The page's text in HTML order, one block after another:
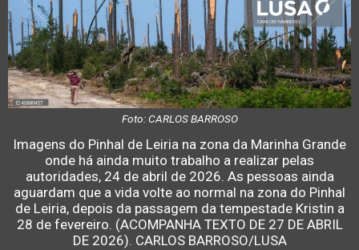
Foto: CARLOS BARROSO
Imagens do Pinhal de Leiria na zona da Marinha Grande
onde há ainda muito trabalho a realizar pelas
autoridades, 24 de abril de 2026. As pessoas ainda
aguardam que a vida volte ao normal na zona do Pinhal
de Leiria, depois da passagem da tempestade Kristin a
28 de fevereiro. (ACOMPANHA TEXTO DE 27 DE ABRIL
DE 2026). CARLOS BARROSO/LUSA